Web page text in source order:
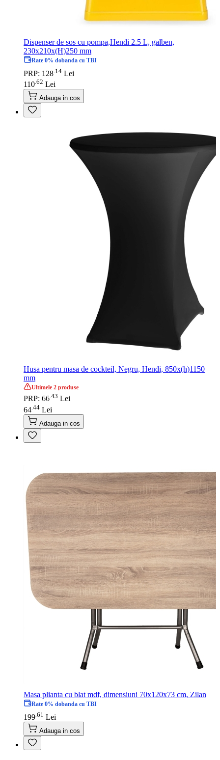
Dispenser de sos cu pompa,Hendi 2.5 L, galben,
230x210x(H)250 mm
Rate 0% dobanda cu TBI
PRP: 128 14 Lei
110 62 Lei
Adauga in cos
Husa pentru masa de cockteil, Negru, Hendi, 850x(h)1150
mm
Ultimele 2 produse
PRP: 66 43 Lei
64 44 Lei
Adauga in cos
Masa plianta cu blat mdf, dimensiuni 70x120x73 cm, Zilan
Rate 0% dobanda cu TBI
199 61 Lei
Adauga in cos